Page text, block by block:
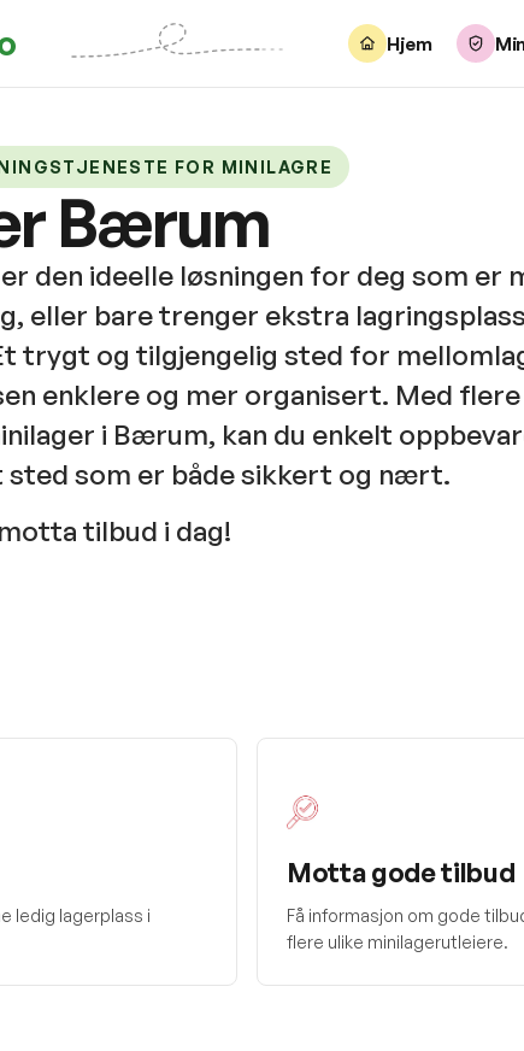
Hjem
FOR MINILAGRE
Bærum
den ideelle løsningen for deg som er
eller bare trenger ekstra
trygt og tilgjengelig sted for
enklere og mer organisert. Med flere
i Bærum, kan du enkelt
sted som er både sikkert og nært.
tilbud i dag!
ledig lagerplass i
Motta gode tilbud
Få informasjon om gode
flere ulike minilagerutleiere.